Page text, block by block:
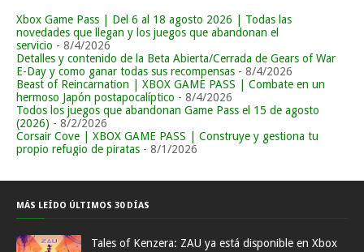
Xbox Game Pass | Del 6 al 18 agosto 2026 | Todas las
novedades que llegan y los juegos que abandonan el
servicio - 8/4/2026
Detalles y contenido de la Beta Abierta/Cerrada de Gears of War
E-Day y como ganar todas sus recompensas - 8/4/2026
Beast of Reincarnation | XBOX GAME PASS | Combate en un
hermoso Japón postapocalíptico - 8/4/2026
Todos los juegos que abandonan Game Pass el 15 de agosto
(2026) - 8/2/2026
Corsair Cove | XBOX GAME PASS | Construye y gestiona tu
propio refugio de piratas - 8/1/2026
MÁS LEÍDO ÚLTIMOS 30 DÍAS
Tales of Kenzera: ZAU ya está disponible en Xbox